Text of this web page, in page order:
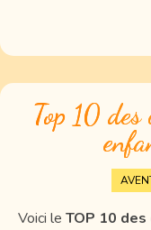
Top 10 des
Voici le TOP 10